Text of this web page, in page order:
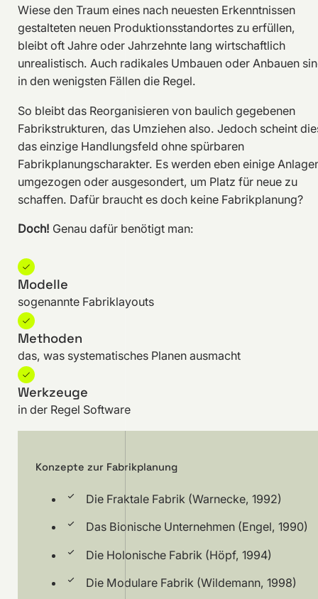
Wiese den Traum eines nach neuesten Erkenntnissen
gestalteten neuen Produktionsstandortes zu erfüllen,
bleibt oft Jahre oder Jahrzehnte lang wirtschaftlich
unrealistisch. Auch radikales Umbauen oder Anbauen
in den wenigsten Fällen die Regel.
So bleibt das Reorganisieren von baulich gegebenen
Fabrikstrukturen, das Umziehen also. Jedoch scheint
das einzige Handlungsfeld ohne spürbaren
Fabrikplanungscharakter. Es werden eben einige
umgezogen oder ausgesondert, um Platz für neue zu
schaffen. Dafür braucht es doch keine Fabrikplanung?
Doch! Genau dafür benötigt man:
Modelle
sogenannte Fabriklayouts
Methoden
das, was systematisches Planen ausmacht
Werkzeuge
in der Regel Software
Konzepte zur Fabrikplanung
Die Fraktale Fabrik (Warnecke, 1992)
Das Bionische Unternehmen (Engel, 1990)
Die Holonische Fabrik (Höpf, 1994)
Die Modulare Fabrik (Wildemann, 1998)